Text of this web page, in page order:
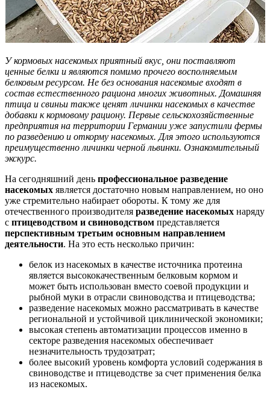
У кормовых насекомых приятный вкус, они поставляют
ценные белки и являются помимо прочего восполняемым
белковым ресурсом. Не без основания насекомые входят в
состав естественного рациона многих животных. Домашняя
птица и свиньи также ценят личинки насекомых в качестве
добавки к кормовому рациону. Первые сельскохозяйственные
предприятия на территории Германии уже запустили фермы
по разведению и откорму насекомых. Для этого используются
преимущественно личинки черной львинки. Ознакомительный
экскурс.
На сегодняшний день профессиональное разведение
насекомых является достаточно новым направлением, но оно
уже стремительно набирает обороты. К тому же для
отечественного производителя разведение насекомых наряду
с птицеводством и свиноводством представляется
перспективным третьим основным направлением
деятельности. На это есть несколько причин:
белок из насекомых в качестве источника протеина
является высококачественным белковым кормом и
может быть использован вместо соевой продукции и
рыбной муки в отрасли свиноводства и птицеводства;
разведение насекомых можно рассматривать в качестве
региональной и устойчивой циклинической экономики;
высокая степень автоматизации процессов именно в
секторе разведения насекомых обеспечивает
незначительность трудозатрат;
более высокий уровень комфорта условий содержания в
свиноводстве и птицеводстве за счет применения белка
из насекомых.